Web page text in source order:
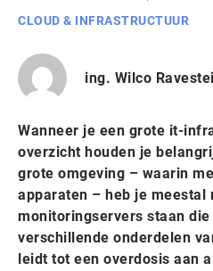
CLOUD & INFRASTRUCTUUR
ing. Wilco
Wanneer je een grote it-
overzicht houden je
grote omgeving – waarin
apparaten – heb je meestal
monitoringservers staan
verschillende onderdelen
leidt tot een overdosis aan